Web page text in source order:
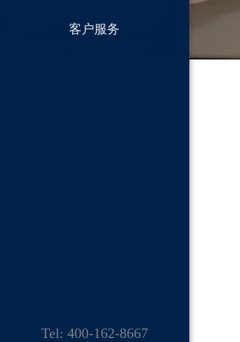
客户服务
Tel: 400-162-8667